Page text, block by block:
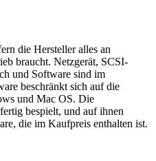
die Hersteller alles an
braucht. Netzgerät, SCSI-
und Software sind im
beschränkt sich auf die
und Mac OS. Die
bespielt, und auf ihnen
die im Kaufpreis enthalten ist.